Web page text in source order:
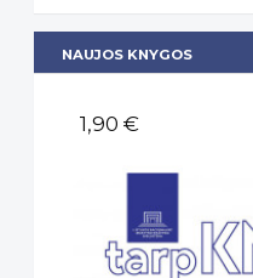
NAUJOS KNYGOS
1,90 €